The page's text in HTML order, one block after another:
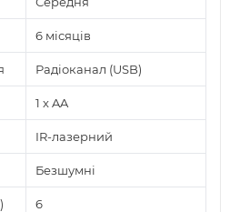
6 місяців
Радіоканал (USB)
1 x AA
IR-лазерний
Безшумні
6